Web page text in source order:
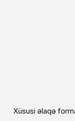
Xüsusi əlaqə